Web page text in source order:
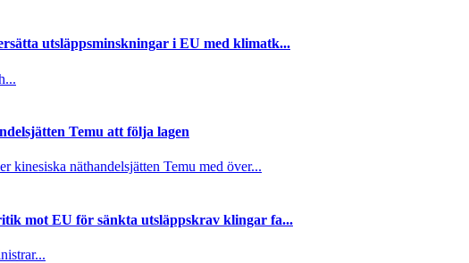
utsläppsminskningar i EU med klimatk...
Temu att följa lagen
kinesiska näthandelsjätten Temu med över...
mot EU för sänkta utsläppskrav klingar fa...